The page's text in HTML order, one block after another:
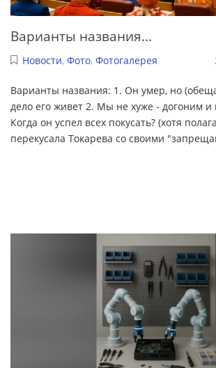
Варианты названия...
Новости, Фото, Фотогалерея
Варианты названия: 1. Он умер, но
дело его живет 2. Мы не хуже - догоним и
Когда он успел всех покусать? (хотя
перекусала Токарева со своими